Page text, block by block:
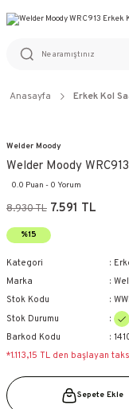
Anasayfa Erkek Kol
Welder Moody
Welder Moody
0.0 Puan - 0 Yorum
8.930 TL 7.591 TL
%15
Kategori
Marka
Stok Kodu
Stok Durumu
Barkod Kodu
*1.113,15 TL den başlayan
Sepete Ekle